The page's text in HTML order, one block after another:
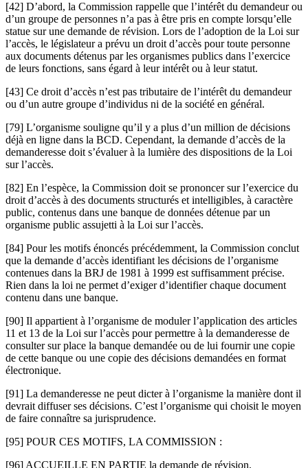
[42] D’abord, la Commission rappelle que l’intérêt du demandeur ou
d’un groupe de personnes n’a pas à être pris en compte lorsqu’elle
statue sur une demande de révision. Lors de l’adoption de la Loi sur
l’accès, le législateur a prévu un droit d’accès pour toute personne
aux documents détenus par les organismes publics dans l’exercice
de leurs fonctions, sans égard à leur intérêt ou à leur statut.
[43] Ce droit d’accès n’est pas tributaire de l’intérêt du demandeur
ou d’un autre groupe d’individus ni de la société en général.
[79] L’organisme souligne qu’il y a plus d’un million de décisions
déjà en ligne dans la BCD. Cependant, la demande d’accès de la
demanderesse doit s’évaluer à la lumière des dispositions de la Loi
sur l’accès.
[82] En l’espèce, la Commission doit se prononcer sur l’exercice du
droit d’accès à des documents structurés et intelligibles, à caractère
public, contenus dans une banque de données détenue par un
organisme public assujetti à la Loi sur l’accès.
[84] Pour les motifs énoncés précédemment, la Commission conclut
que la demande d’accès identifiant les décisions de l’organisme
contenues dans la BRJ de 1981 à 1999 est suffisamment précise.
Rien dans la loi ne permet d’exiger d’identifier chaque document
contenu dans une banque.
[90] Il appartient à l’organisme de moduler l’application des articles
11 et 13 de la Loi sur l’accès pour permettre à la demanderesse de
consulter sur place la banque demandée ou de lui fournir une copie
de cette banque ou une copie des décisions demandées en format
électronique.
[91] La demanderesse ne peut dicter à l’organisme la manière dont il
devrait diffuser ses décisions. C’est l’organisme qui choisit le moyen
de faire connaître sa jurisprudence.
[95] POUR CES MOTIFS, LA COMMISSION :
[96] ACCUEILLE EN PARTIE la demande de révision.